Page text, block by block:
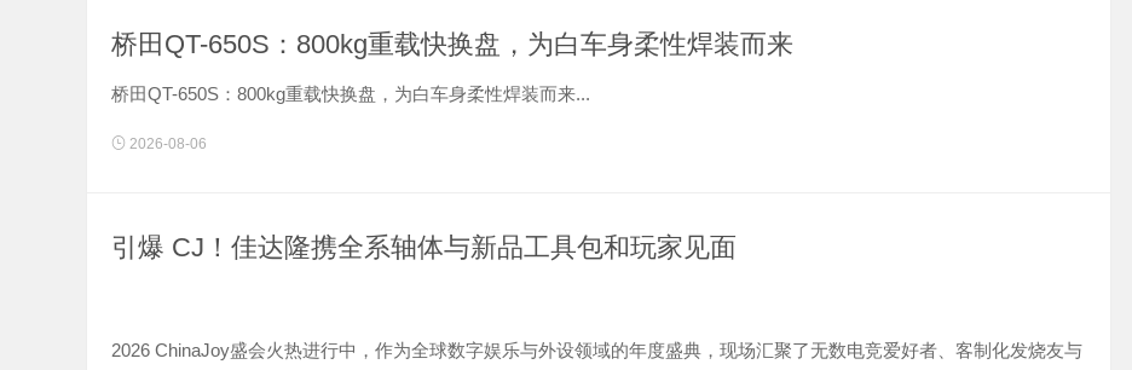
桥田QT-650S：800kg重载快换盘，为白车身柔性焊装而来
桥田QT-650S：800kg重载快换盘，为白车身柔性焊装而来...
2026-08-06
引爆 CJ！佳达隆携全系轴体与新品工具包和玩家见面
2026 ChinaJoy盛会火热进行中，作为全球数字娱乐与外设领域的年度盛典，现场汇聚了无数电竞爱好者、客制化发烧友与